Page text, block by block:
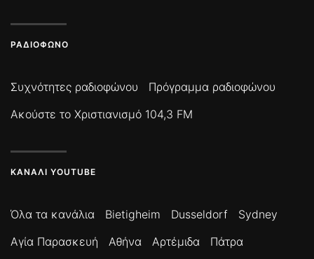
ΡΑΔΙΌΦΩΝΟ
Συχνότητες ραδιοφώνου
Πρόγραμμα ραδιοφώνου
Ακούστε το Χριστιανισμό 104,3 FM
ΚΑΝΆΛΙ YOUTUBE
Όλα τα κανάλια Bietigheim Dusseldorf
Sydney
Αγία Παρασκευή
Αθήνα Αρτέμιδα
Πάτρα